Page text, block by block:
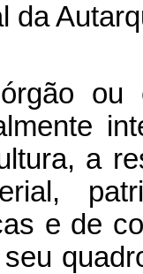
ou
a
e de